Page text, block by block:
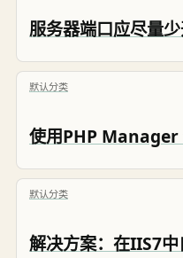
默认分类
使用PHP Manager
默认分类